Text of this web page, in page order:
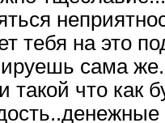
тебя на это
сама
что как